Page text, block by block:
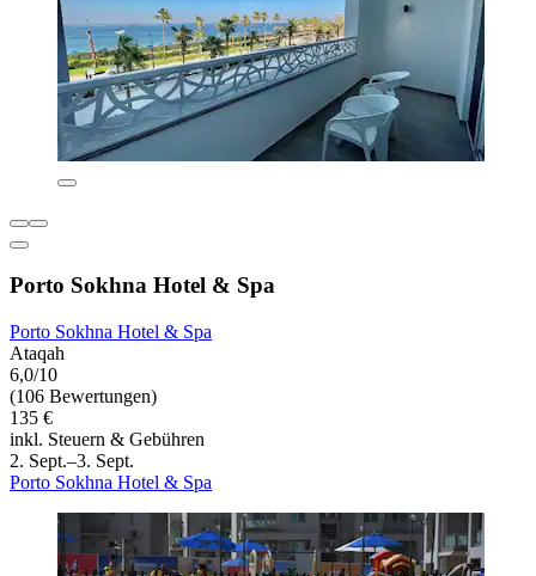
Porto Sokhna Hotel & Spa
Porto Sokhna Hotel & Spa
Ataqah
6,0/10
(106 Bewertungen)
135 €
inkl. Steuern & Gebühren
2. Sept.–3. Sept.
Porto Sokhna Hotel & Spa